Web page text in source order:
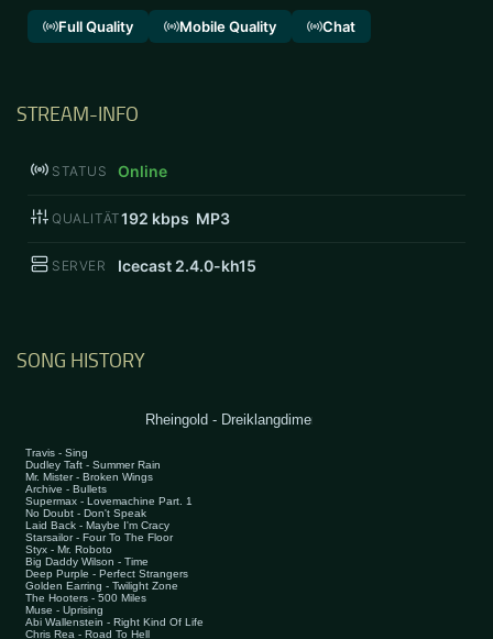
Full Quality Mobile Quality Chat
STREAM-INFO
STATUS Online
QUALITÄT192 kbps MP3
SERVER Icecast 2.4.0-kh15
SONG HISTORY